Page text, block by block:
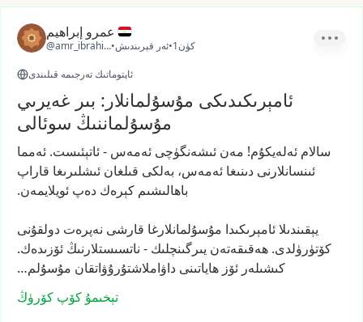
عمرو إبراهيم
@amr_ibrahim1
•ئەر قېرىندىش• 1كۈن
ئاپتوماتىك تەرجىمە قىلىندى
ئامېرىكىدىكى مۇسۇلمانلار: بىر غەيرىي
مۇسۇلماننىڭ سوئالى
سالام ئەلەيكۇم! مەن ئىشەنگۈچى ئەمەس -ئاتېئىست. ئەمما
ئىنسانلارنى دىنىغا ئەمەس، بەلكى قىلغان ئىشلىرىغا قاراپ
باھالىشىم كېرەك دەپ ئويلايمەن.
يېقىندىلائامېرىكىدا مۇسۇلمانلارغا قارشى نەپرەت دولقۇنى
كۆتۈرۈلدى. ھەقىقەتەن يىرگىنچلىك - ناتسىستلارنىڭ ئۆزىدەك.
كىشىلەر ئۆز ھاياتىنى داۋاملاشتۇرۇۋاتقان مۇسۇلم…
تېخىمۇ كۆپ كۆرۈڭ